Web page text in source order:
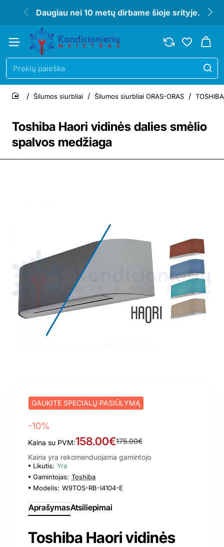
Daugiau nei 10 metų dirbame šioje srityje.
Prekių
paieška
Toshiba Haori vidinės dalies smėlio
spalvos medžiaga
home
Šilumos siurbliai Šilumos siurbliai ORAS-ORAS
GAUKITE SPECIALŲ PASIŪLYMĄ
-10%
Kaina su PVM:158.00€175.00€
Kaina yra rekomenduojama gamintojo
Likutis: Yra
Gamintojas: Toshiba
Modelis: W9TOS-RB-I4104-E
AprašymasAtsiliepimai
Toshiba Haori vidinės